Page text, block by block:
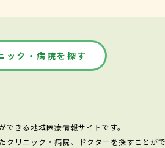
ック・病院を探す
きる地域医療情報サイトです。
リニック・病院、ドクターを探すことがで